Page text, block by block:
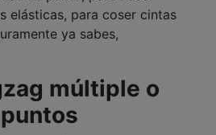
elásticas, para coser cintas
ya sabes,
múltiple o